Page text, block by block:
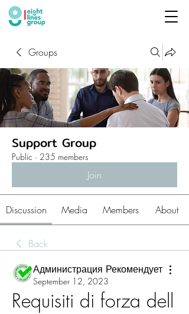
Groups
Support Group
Public · 235 members
Join
Discussion Media Members About
Back
Администрация Рекомендует
September 12, 2023
Requisiti di forza dell